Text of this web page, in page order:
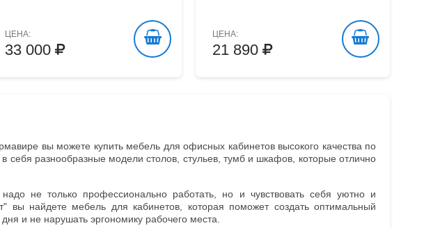
ЦЕНА:
33 000
ЦЕНА:
21 890
вы можете купить мебель для офисных кабинетов высокого качества по
себя разнообразные модели столов, стульев, тумб и шкафов, которые отлично
не только профессионально работать, но и чувствовать себя уютно и
вы найдете мебель для кабинетов, которая поможет создать оптимальный
и не нарушать эргономику рабочего места.